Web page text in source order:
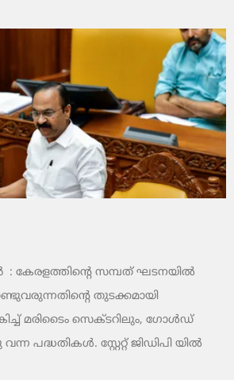
: കേരളത്തിന്റെ സമ്പത് ഘടനയിൽ
തുടക്കമായി
മരിടൈം സെക്ടറിലും, ഗോൾഡ്
പദ്ധതികൾ. സ്റ്റേറ്റ് ജിഡിപി യിൽ